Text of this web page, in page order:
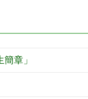
章」